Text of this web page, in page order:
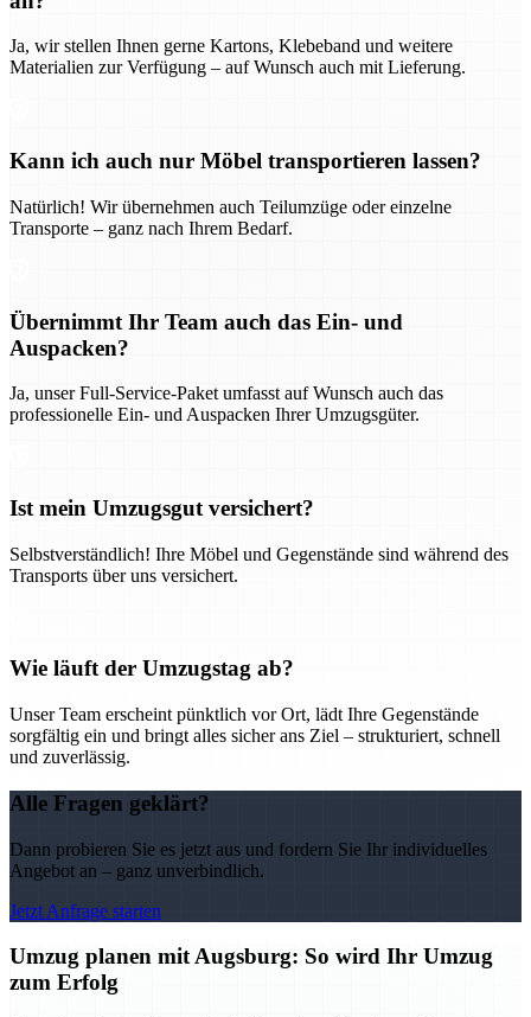
Ja, wir stellen Ihnen gerne Kartons, Klebeband und weitere
Materialien zur Verfügung – auf Wunsch auch mit Lieferung.
Kann ich auch nur Möbel transportieren lassen?
Natürlich! Wir übernehmen auch Teilumzüge oder einzelne
Transporte – ganz nach Ihrem Bedarf.
Übernimmt Ihr Team auch das Ein- und
Auspacken?
Ja, unser Full-Service-Paket umfasst auf Wunsch auch das
professionelle Ein- und Auspacken Ihrer Umzugsgüter.
Ist mein Umzugsgut versichert?
Selbstverständlich! Ihre Möbel und Gegenstände sind während des
Transports über uns versichert.
Wie läuft der Umzugstag ab?
Unser Team erscheint pünktlich vor Ort, lädt Ihre Gegenstände
sorgfältig ein und bringt alles sicher ans Ziel – strukturiert, schnell
und zuverlässig.
Alle Fragen geklärt?
Dann probieren Sie es jetzt aus und fordern Sie Ihr individuelles
Angebot an – ganz unverbindlich.
Jetzt Anfrage starten
Umzug planen mit Augsburg: So wird Ihr Umzug
zum Erfolg